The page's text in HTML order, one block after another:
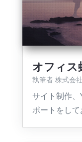
オフィス
執筆者 株式会
サイト制作
ポートをし